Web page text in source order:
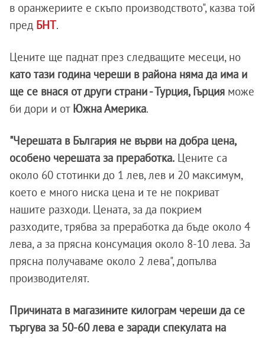
в оранжериите е скъпо производството", казва той
пред БНТ.
Цените ще паднат през следващите месеци, но
като тази година череши в района няма да има и
ще се внася от други страни - Турция, Гърция може
би дори и от Южна Америка.
"Черешата в България не върви на добра цена,
особено черешата за преработка. Цените са
около 60 стотинки до 1 лев, лев и 20 максимум,
което е много ниска цена и те не покриват
нашите разходи. Цената, за да покрием
разходите, трябва за преработка да бъде около 4
лева, а за прясна консумация около 8-10 лева. За
прясна получаваме около 2 лева", допълва
производителят.
Причината в магазините килограм череши да се
търгува за 50-60 лева е заради спекулата на